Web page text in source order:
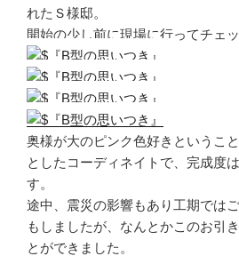
れたＳ様邸。
開始の少し前に現場に行ってチェッ
奥様が大のピンク色好きというこ
としたコーディネイトで、完成度
す。
途中、震災の影響もあり工期では
もしましたが、なんとかこのお引
とができました。